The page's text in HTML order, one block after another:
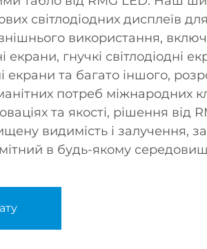
світлодіодних дисплеїв для
використання,
екрани, гнучкі світлодіодні
екрани та багато іншого,
потреб міжнародних
та якості, рішення від
видимість і залучення,
в будь-якому